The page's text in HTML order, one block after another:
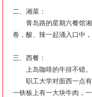
二、湘菜：
青岛路的星期六餐馆湘
卷，酸、辣一起涌入口中
三、西餐：
上岛咖啡的牛排不错。
职工大学对面西一点有
一铁板上有一大块牛肉，